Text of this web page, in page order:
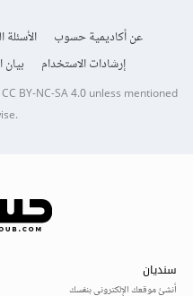
عن أكاديمية حسوب الأسئلة
إرشادات الاستخدام
CC BY-NC-SA 4.0unless mentioned